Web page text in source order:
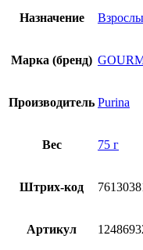
Назначение
Марка (бренд)
Производитель Purina
Вес 75 г
Штрих-код
Артикул